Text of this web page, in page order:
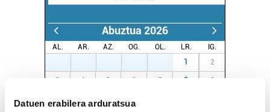
Datuen erabilera arduratsua
Abuztua 2026
AL. AR. AZ. OG. OL. LR.
IG.
1 2
3 4 5 6 7 8 9